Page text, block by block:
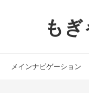
ョ
へ
も
メインナビゲーション